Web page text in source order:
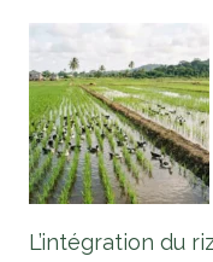
L’intégration du